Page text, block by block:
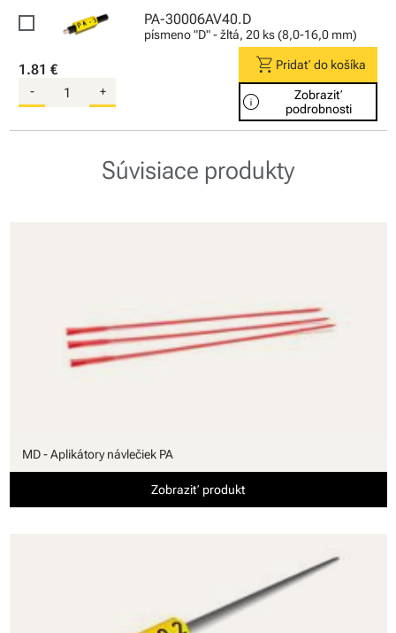
PA-30006AV40.D
písmeno "D" - žltá, 20 ks (8,0-16,0 mm)
1.81 €
- +
shopping_cart Pridať do košíka
info
Zobraziť
podrobnosti
Súvisiace produkty
MD - Aplikátory návlečiek PA
Zobraziť produkt